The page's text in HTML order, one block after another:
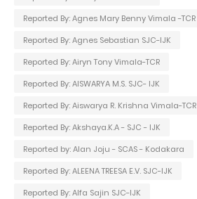
Reported By: Agnes Mary Benny Vimala -TCR
Reported By: Agnes Sebastian SJC-IJK
Reported By: Airyn Tony Vimala-TCR
Reported By: AISWARYA M.S. SJC- IJK
Reported By: Aiswarya R. Krishna Vimala-TCR
Reported By: Akshaya.K.A - SJC - IJK
Reported by: Alan Joju - SCAS - Kodakara
Reported By: ALEENA TREESA E.V. SJC-IJK
Reported By: Alfa Sajin SJC-IJK